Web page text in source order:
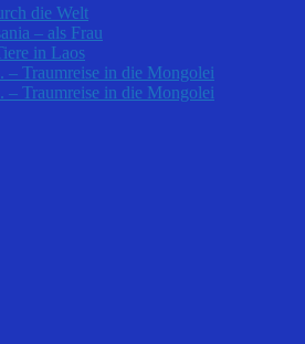
die Welt
– als Frau
in Laos
– Traumreise in die Mongolei
– Traumreise in die Mongolei